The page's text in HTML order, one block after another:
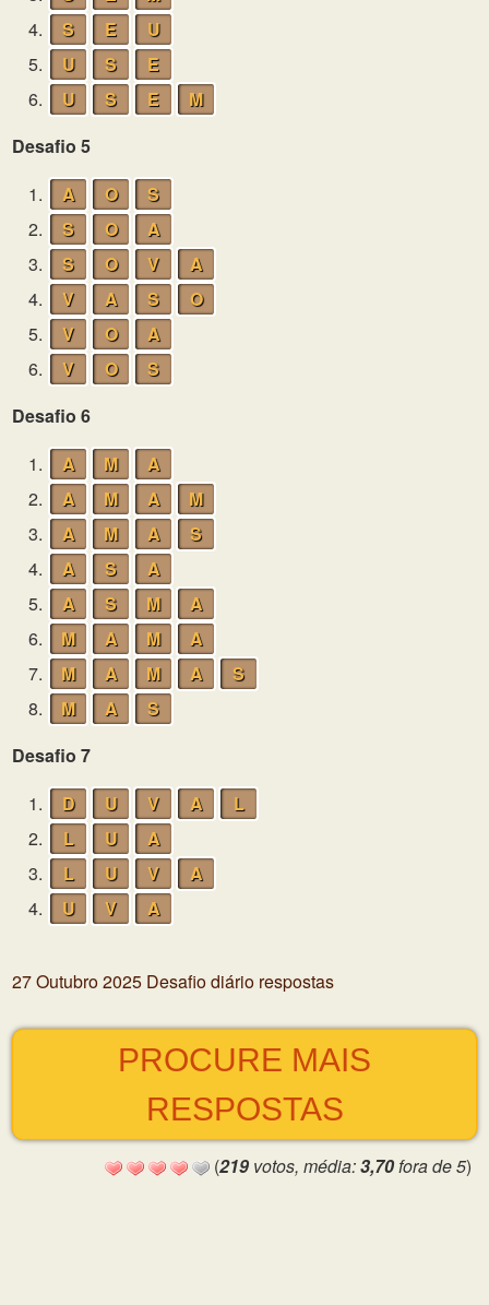
4.
S E
U
5.
U S
E
6.
U S E
M
Desafio 5
1.
A O
S
2.
S O
A
3.
S O V
A
4.
V A S
O
5.
V O
A
6.
V O
S
Desafio 6
1.
A M
A
2.
A M A
M
3.
A M A
S
4.
A S
A
5.
A S M
A
6.
M A M
A
7.
M A M A
S
8.
M A
S
Desafio 7
1.
D U V A
L
2.
L U
A
3.
L U V
A
4.
U V A
27 Outubro 2025 Desafio diário respostas
PROCURE MAIS
RESPOSTAS
(219 votos, média:3,70fora de 5)